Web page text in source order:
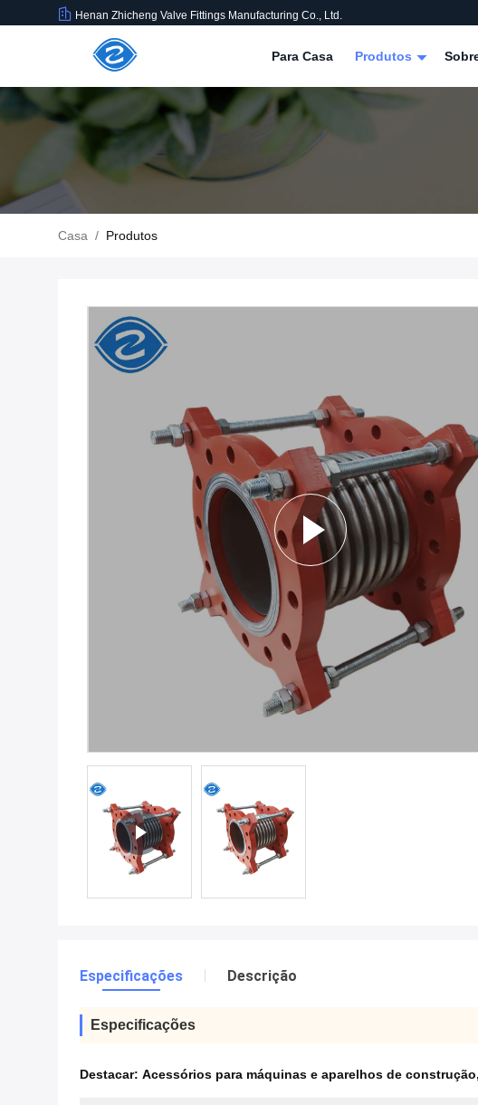
Henan Zhicheng Valve Fittings Manufacturing Co., Ltd.
Para Casa Produtos
Casa / Produtos
Especificações Descrição
Especificações
Destacar: Acessórios para máquinas e aparelhos de construção,